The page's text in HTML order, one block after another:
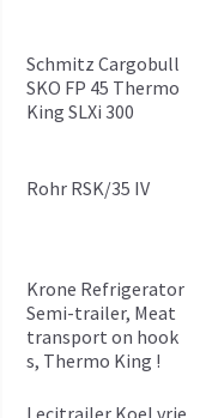
Schmitz Cargobull
SKO FP 45 Thermo
King SLXi 300
Rohr RSK/35 IV
Krone Refrigerator
Semi-trailer, Meat
transport on hook
s, Thermo King !
Lecitrailer Koel vrie